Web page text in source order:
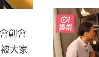
創會
大家